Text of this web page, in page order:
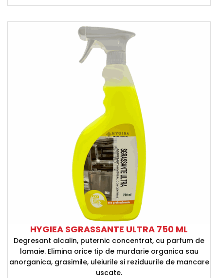
HYGIEA SGRASSANTE ULTRA 750 ML
Degresant alcalin, puternic concentrat, cu parfum de
lamaie. Elimina orice tip de murdarie organica sau
anorganica, grasimile, uleiurile si reziduurile de mancare
uscate.